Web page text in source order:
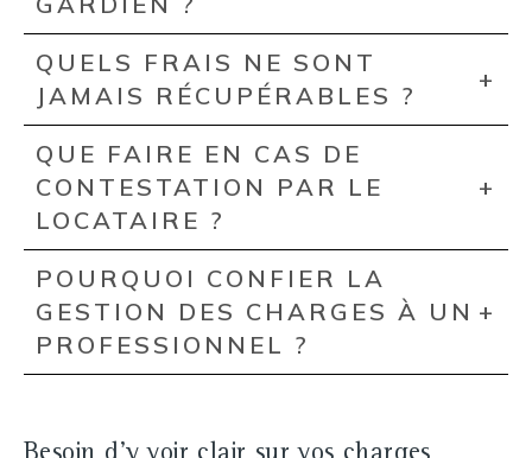
QUELS FRAIS NE SONT
JAMAIS RÉCUPÉRABLES ?
QUE FAIRE EN CAS DE
CONTESTATION PAR LE
LOCATAIRE ?
POURQUOI CONFIER LA
GESTION DES CHARGES À UN
PROFESSIONNEL ?